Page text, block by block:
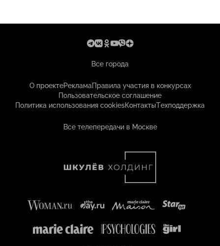
Все города
О проектеРекламаПравила участия в конкурсах
Пользовательское соглашение
Политика использования cookiesКонтактыТехподдержка
Все телепередачи в Москве